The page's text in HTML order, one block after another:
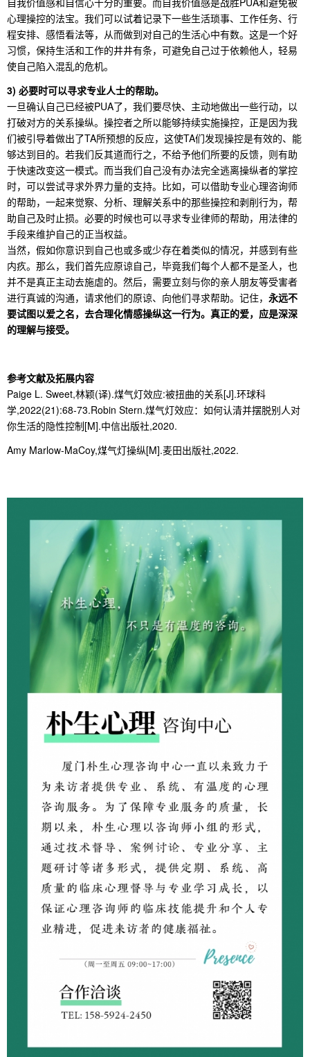
心理操控的法宝。我们可以试着记录下一些生活琐事、工作任务、行
程安排、感悟看法等，从而做到对自己的生活心中有数。这是一个好
习惯，保持生活和工作的井井有条，可避免自己过于依赖他人，轻易
使自己陷入混乱的危机。
3) 必要时可以寻求专业人士的帮助。
一旦确认自己已经被PUA了，我们要尽快、主动地做出一些行动，以
打破对方的关系操纵。操控者之所以能够持续实施操控，正是因为我
们被引导着做出了TA所预想的反应，这使TA们发现操控是有效的、能
够达到目的。若我们反其道而行之，不给予他们所要的反馈，则有助
于快速改变这一模式。而当我们自己没有办法完全逃离操纵者的掌控
时，可以尝试寻求外界力量的支持。比如，可以借助专业心理咨询师
的帮助，一起来觉察、分析、理解关系中的那些操控和剥削行为，帮
助自己及时止损。必要的时候也可以寻求专业律师的帮助，用法律的
手段来维护自己的正当权益。
当然，假如你意识到自己也或多或少存在着类似的情况，并感到有些
内疚。那么，我们首先应原谅自己，毕竟我们每个人都不是圣人，也
并不是真正主动去施虐的。然后，需要立刻与你的亲人朋友等受害者
进行真诚的沟通，请求他们的原谅、向他们寻求帮助。记住， 永远不
要试图以爱之名，去合理化情感操纵这一行为。 真正的爱，应是深深
的理解与接受。
参考文献及拓展内容
Paige L. Sweet,林颖(译).煤气灯效应:被扭曲的关系[J].环球科
学,2022(21):68-73.Robin Stern.煤气灯效应：如何认清并摆脱别人对
你生活的隐性控制[M].中信出版社,2020.
Amy Marlow-MaCoy,煤气灯操纵[M].麦田出版社,2022.